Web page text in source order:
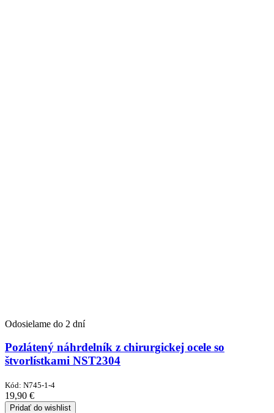
Odosielame do 2 dní
Pozlátený náhrdelník z chirurgickej ocele so
štvorlístkami NST2304
Kód: N745-1-4
19,90 €
Pridať do wishlist